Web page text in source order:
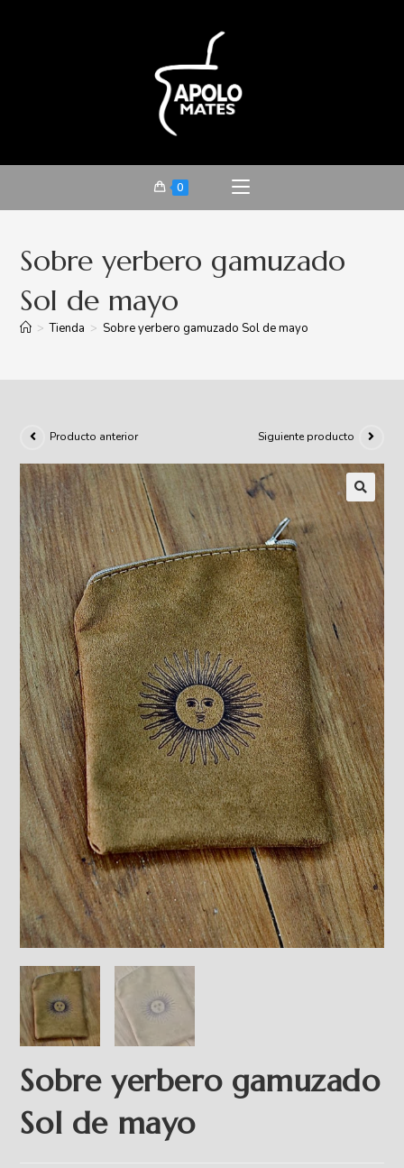
0
Sobre yerbero gamuzado
Sol de mayo
> Tienda > Sobre yerbero gamuzado Sol de mayo
Producto anterior Siguiente producto
Sobre yerbero gamuzado
Sol de mayo